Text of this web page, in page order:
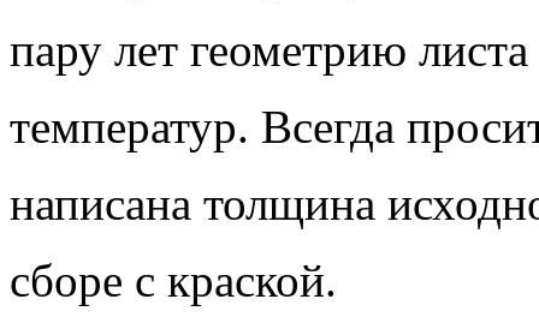
пару лет геометрию
температур. Всегда
написана толщина
сборе с краской.